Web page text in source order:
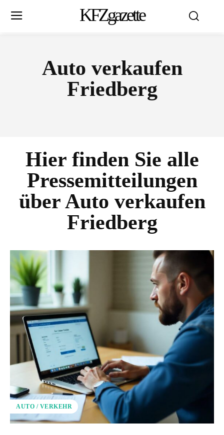
KFZgazette
Auto verkaufen
Friedberg
Hier finden Sie alle
Pressemitteilungen
überAuto verkaufen
Friedberg
AUTO / VERKEHR